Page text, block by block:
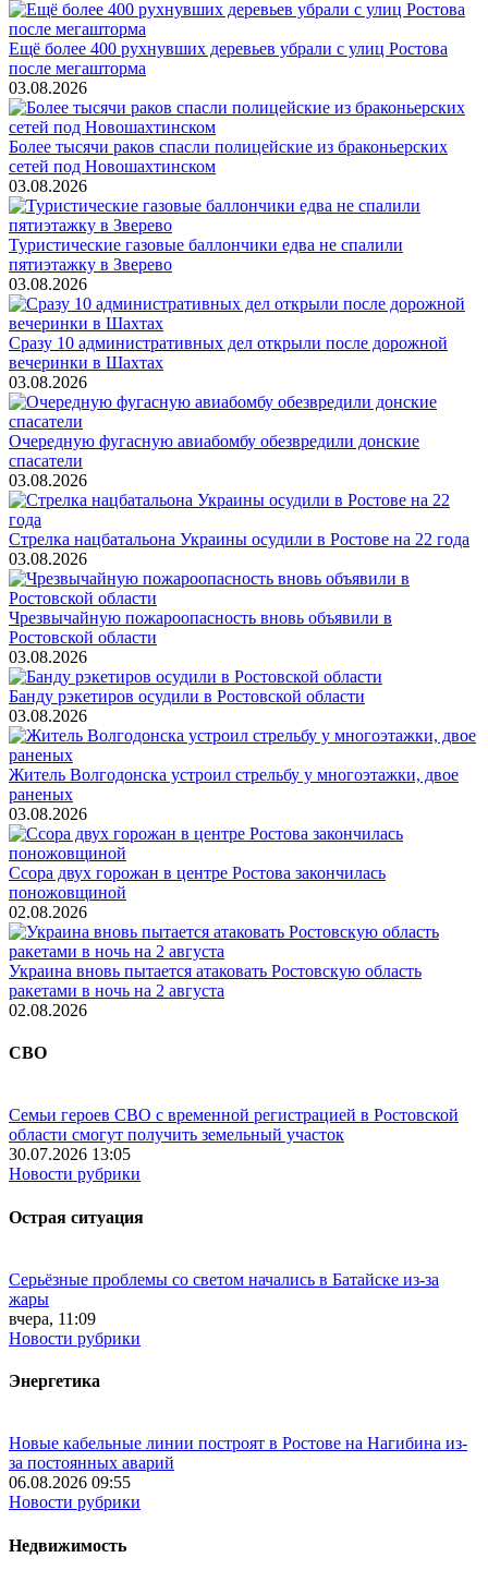
Ещё более 400 рухнувших деревьев убрали с улиц Ростова
после мегашторма
03.08.2026
Более тысячи раков спасли полицейские из браконьерских
сетей под Новошахтинском
03.08.2026
Туристические газовые баллончики едва не спалили
пятиэтажку в Зверево
03.08.2026
Сразу 10 административных дел открыли после дорожной
вечеринки в Шахтах
03.08.2026
Очередную фугасную авиабомбу обезвредили донские
спасатели
03.08.2026
Стрелка нацбатальона Украины осудили в Ростове на 22 года
03.08.2026
Чрезвычайную пожароопасность вновь объявили в
Ростовской области
03.08.2026
Банду рэкетиров осудили в Ростовской области
03.08.2026
Житель Волгодонска устроил стрельбу у многоэтажки, двое
раненых
03.08.2026
Ссора двух горожан в центре Ростова закончилась
поножовщиной
02.08.2026
Украина вновь пытается атаковать Ростовскую область
ракетами в ночь на 2 августа
02.08.2026
СВО
Семьи героев СВО с временной регистрацией в Ростовской
области смогут получить земельный участок
30.07.2026 13:05
Новости рубрики
Острая ситуация
Серьёзные проблемы со светом начались в Батайске из-за
жары
вчера, 11:09
Новости рубрики
Энергетика
Новые кабельные линии построят в Ростове на Нагибина из-
за постоянных аварий
06.08.2026 09:55
Новости рубрики
Недвижимость